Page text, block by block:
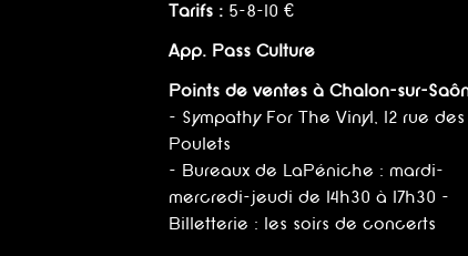
Tarifs : 5-8-10 €
App. Pass Culture
Points de ventes à Chalon-sur-
- Sympathy For The Vinyl, 12 rue des
Poulets
- Bureaux de LaPéniche : mardi-
mercredi-jeudi de 14h30 à 17h30 -
Billetterie : les soirs de concerts